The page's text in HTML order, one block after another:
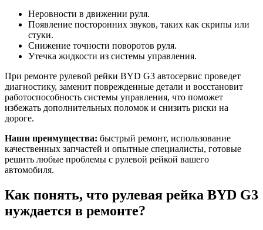
Неровности в движении руля.
Появление посторонних звуков, таких как скрипы или
стуки.
Снижение точности поворотов руля.
Утечка жидкости из системы управления.
При ремонте рулевой рейки BYD G3 автосервис проведет
диагностику, заменит поврежденные детали и восстановит
работоспособность системы управления, что поможет
избежать дополнительных поломок и снизить риски на
дороге.
Наши преимущества: быстрый ремонт, использование
качественных запчастей и опытные специалисты, готовые
решить любые проблемы с рулевой рейкой вашего
автомобиля.
Как понять, что рулевая рейка BYD G3
нуждается в ремонте?